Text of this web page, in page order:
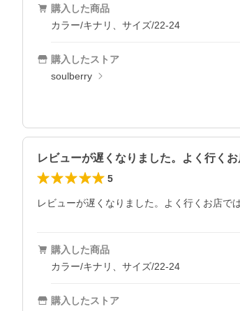
購入した商品
カラー/キナリ、サイズ/22-24
購入したストア
soulberry
レビューが遅くなりました。よく行く
5
レビューが遅くなりました。よく行くお店で
購入した商品
カラー/キナリ、サイズ/22-24
購入したストア